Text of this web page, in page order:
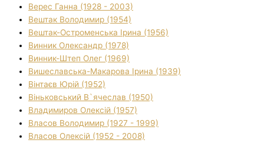
Верес Ганна (1928 - 2003)
Вештак Володимир (1954)
Вештак-Остроменська Ірина (1956)
Винник Олександр (1978)
Винник-Штеп Олег (1969)
Вишеславська-Макарова Ірина (1939)
Вінтаєв Юрій (1952)
Віньковський В`ячеслав (1950)
Владимиров Олексій (1957)
Власов Володимир (1927 - 1999)
Власов Олексій (1952 - 2008)